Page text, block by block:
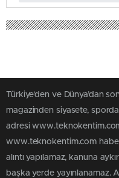
Türkiye'den ve Dünya’dan
magazinden siyasete,
adresi
www.teknokentim.com
alıntı yapılamaz, kanuna
başka yerde yayınlanamaz.